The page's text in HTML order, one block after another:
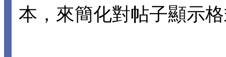
本，來簡化對帖子顯示